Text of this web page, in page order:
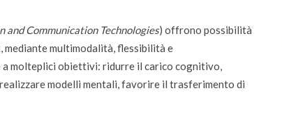
and Communication Technologies) offrono possibilità
multimodalità, flessibilità e
molteplici obiettivi: ridurre il carico cognitivo,
modelli mentali, favorire il trasferimento di